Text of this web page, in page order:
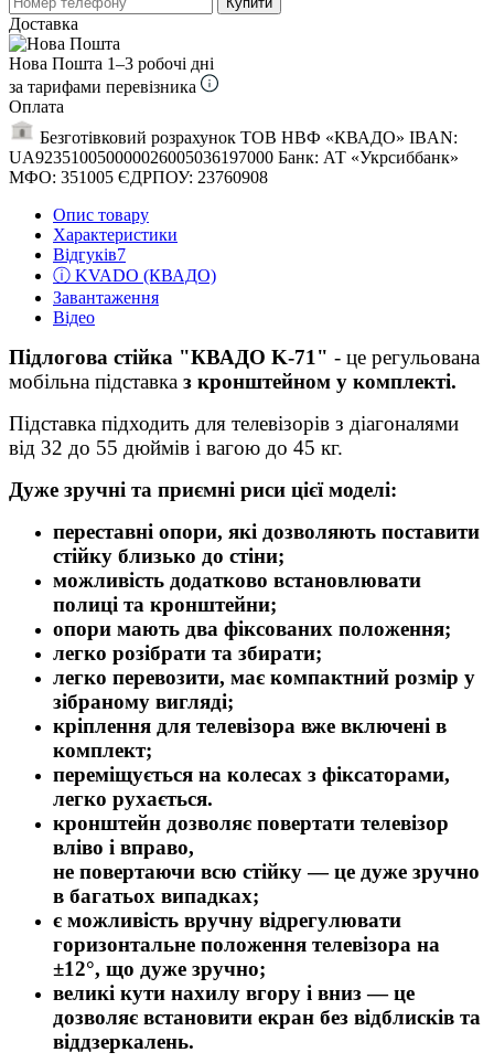
Доставка
Нова Пошта 1–3 робочі дні
за тарифами перевізника
Оплата
Безготівковий розрахунок ТОВ НВФ «КВАДО» IBAN:
UA923510050000026005036197000 Банк: АТ «Укрсиббанк»
МФО: 351005 ЄДРПОУ: 23760908
Опис товару
Характеристики
Відгуків7
ⓘ KVADO (КВАДО)
Завантаження
Відео
Підлогова стійка "КВАДО K-71" - це регульована
мобільна підставка з кронштейном у комплекті.
Підставка підходить для телевізорів з діагоналями
від 32 до 55 дюймів і вагою до 45 кг.
Дуже зручні та приємні риси цієї моделі:
переставні опори, які дозволяють поставити
стійку близько до стіни;
можливість додатково встановлювати
полиці та кронштейни;
опори мають два фіксованих положення;
легко розібрати та збирати;
легко перевозити, має компактний розмір у
зібраному вигляді;
кріплення для телевізора вже включені в
комплект;
переміщується на колесах з фіксаторами,
легко рухається.
кронштейн дозволяє повертати телевізор
вліво і вправо,
не повертаючи всю стійку — це дуже зручно
в багатьох випадках;
є можливість вручну відрегулювати
горизонтальне положення телевізора на
±12°, що дуже зручно;
великі кути нахилу вгору і вниз — це
дозволяє встановити екран без відблисків та
віддзеркалень.